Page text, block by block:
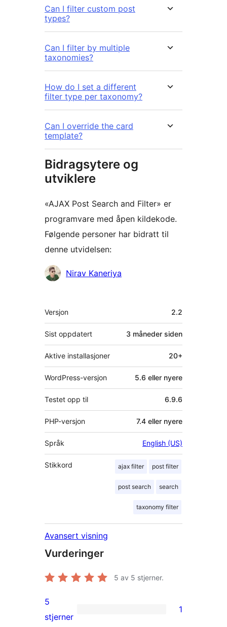
Can I filter custom post
types?
Can I filter by multiple
taxonomies?
How do I set a different
filter type per taxonomy?
Can I override the card
template?
Bidragsytere og
utviklere
«AJAX Post Search and Filter» er
programvare med åpen kildekode.
Følgende personer har bidratt til
denne utvidelsen:
Bidragsytere
Nirav Kaneriya
Meta
Versjon 2.2
Sist oppdatert 3 måneder siden
Aktive installasjoner 20+
WordPress-versjon 5.6 eller nyere
Testet opp til 6.9.6
PHP-versjon 7.4 eller nyere
Språk English (US)
Stikkord ajax filter post filter
post search search
taxonomy filter
Avansert visning
Vurderinger
5 av 5 stjerner.
1
5
stjerner
1